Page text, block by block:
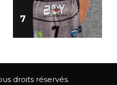
7
droits réservés.